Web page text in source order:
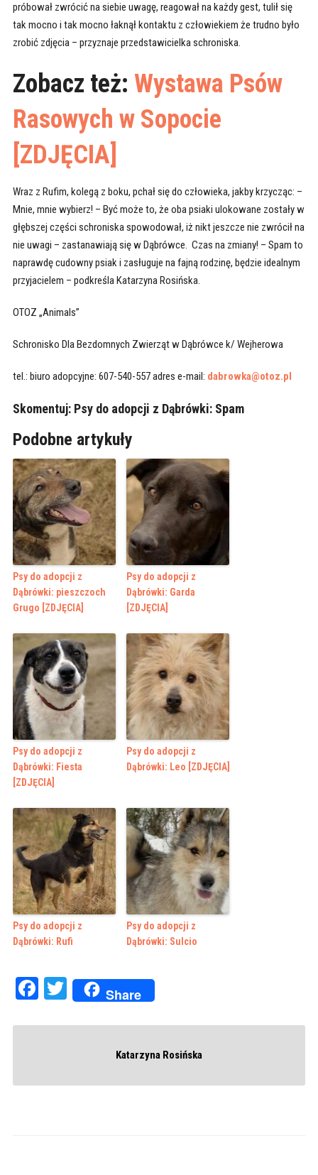
próbował zwrócić na siebie uwagę, reagował na każdy gest, tulił się
tak mocno i tak mocno łaknął kontaktu z człowiekiem że trudno było
zrobić zdjęcia – przyznaje przedstawicielka schroniska.
Zobacz też: Wystawa Psów
Rasowych w Sopocie
[ZDJĘCIA]
Wraz z Rufim, kolegą z boku, pchał się do człowieka, jakby krzycząc: –
Mnie, mnie wybierz! – Być może to, że oba psiaki ulokowane zostały w
głębszej części schroniska spowodował, iż nikt jeszcze nie zwrócił na
nie uwagi – zastanawiają się w Dąbrówce. Czas na zmiany! – Spam to
naprawdę cudowny psiak i zasługuje na fajną rodzinę, będzie idealnym
przyjacielem – podkreśla Katarzyna Rosińska.
OTOZ „Animals”
Schronisko Dla Bezdomnych Zwierząt w Dąbrówce k/ Wejherowa
tel.: biuro adopcyjne: 607-540-557 adres e-mail: dabrowka@otoz.pl
Skomentuj: Psy do adopcji z Dąbrówki: Spam
Podobne artykuły
Psy do adopcji z
Dąbrówki: pieszczoch
Grugo [ZDJĘCIA]
Psy do adopcji z
Dąbrówki: Garda
[ZDJĘCIA]
Psy do adopcji z
Dąbrówki: Fiesta
[ZDJĘCIA]
Psy do adopcji z
Dąbrówki: Leo [ZDJĘCIA]
Psy do adopcji z
Dąbrówki: Rufi
Psy do adopcji z
Dąbrówki: Sulcio
Facebook
Twitter
Share
Katarzyna Rosińska